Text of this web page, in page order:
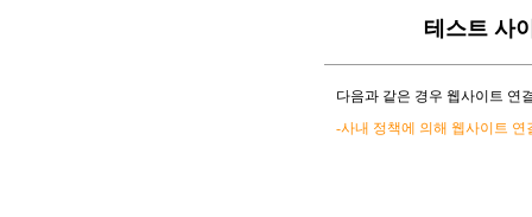
테스트 사
다음과 같은 경우 웹사이트 연
-사내 정책에 의해 웹사이트